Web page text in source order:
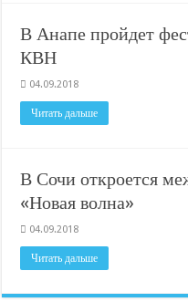
В Анапе пройдет
КВН
04.09.2018
Читать дальше
В Сочи откроется
«Новая волна»
04.09.2018
Читать дальше